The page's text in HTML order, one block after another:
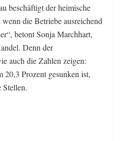
beschäftigt der heimische
die Betriebe ausreichend
betont Sonja Marchhart,
Denn der
auch die Zahlen zeigen:
Prozent gesunken ist,
Stellen.